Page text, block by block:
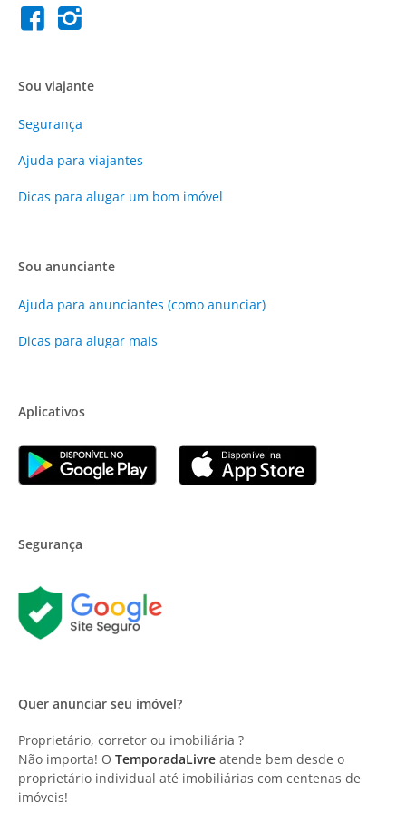
Sou viajante
Segurança
Ajuda para viajantes
Dicas para alugar um bom imóvel
Sou anunciante
Ajuda para anunciantes (como anunciar)
Dicas para alugar mais
Aplicativos
Segurança
Quer anunciar seu imóvel?
Proprietário, corretor ou imobiliária ?
Não importa! O TemporadaLivre atende bem desde o
proprietário individual até imobiliárias com centenas de
imóveis!